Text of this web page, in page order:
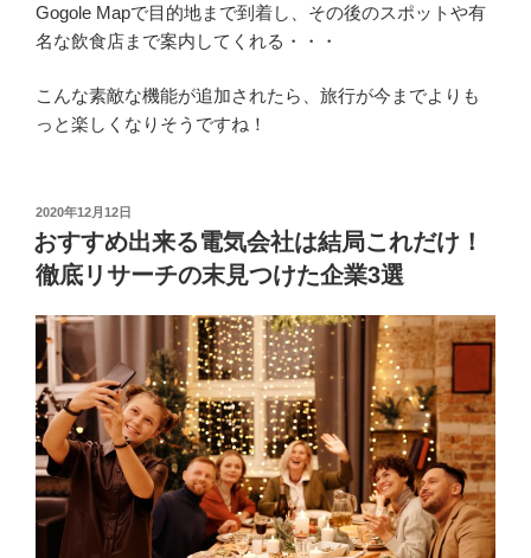
Gogole Mapで目的地まで到着し、その後のスポットや有
名な飲食店まで案内してくれる・・・
こんな素敵な機能が追加されたら、旅行が今までよりも
っと楽しくなりそうですね！
投
稿
日:
2020年12月12日
おすすめ出来る電気会社は結局これだけ！
徹底リサーチの末見つけた企業3選